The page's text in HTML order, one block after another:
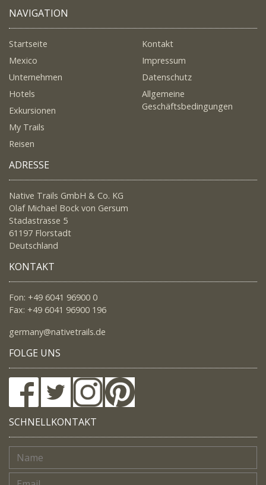
NAVIGATION
Startseite
Mexico
Unternehmen
Hotels
Exkursionen
My Trails
Reisen
Kontakt
Impressum
Datenschutz
Allgemeine
Geschäftsbedingungen
ADRESSE
Native Trails GmbH & Co. KG
Olaf Michael Bock von Gersum
Stadastrasse 5
61197 Florstadt
Deutschland
KONTAKT
Fon: +49 6041 96900 0
Fax: +49 6041 96900 196
germany@nativetrails.de
FOLGE UNS
SCHNELLKONTAKT